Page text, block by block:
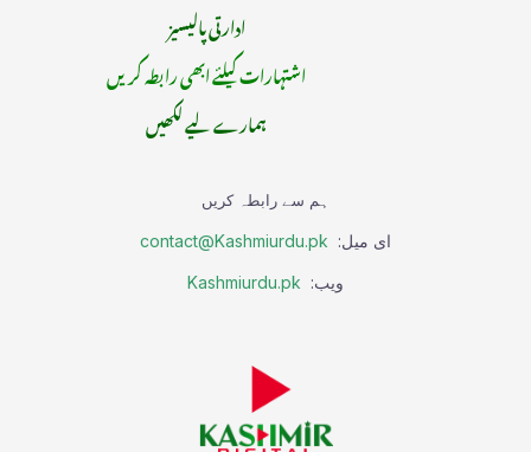
ادارتی پالیسیز
اشتہارات کیلئے ابھی رابطہ کریں
ہمارے لیے لکھیں
ہم سے رابطہ کریں
ای میل: contact@Kashmiurdu.pk
ویب: Kashmiurdu.pk